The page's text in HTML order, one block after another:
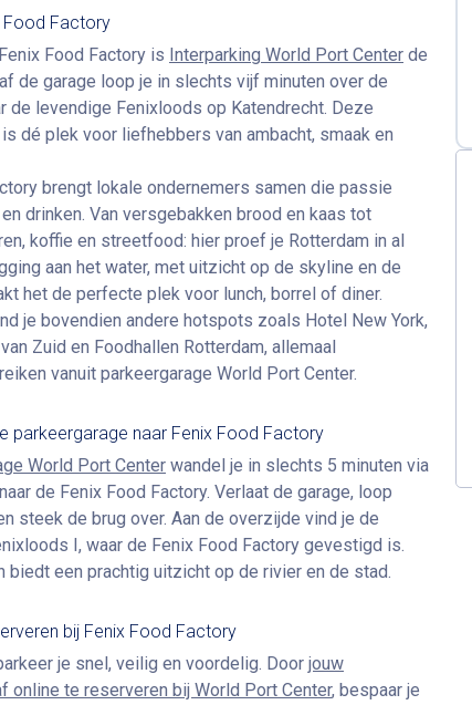
Food Factory
Food Factory is Interparking World Port Center de
de garage loop je in slechts vijf minuten over de
de levendige Fenixloods op Katendrecht. Deze
dé plek voor liefhebbers van ambacht, smaak en
brengt lokale ondernemers samen die passie
drinken. Van versgebakken brood en kaas tot
koffie en streetfood: hier proef je Rotterdam in al
aan het water, met uitzicht op de skyline en de
het de perfecte plek voor lunch, borrel of diner.
je bovendien andere hotspots zoals Hotel New York,
Zuid en Foodhallen Rotterdam, allemaal
vanuit parkeergarage World Port Center.
parkeergarage naar Fenix Food Factory
World Port Center wandel je in slechts 5 minuten via
de Fenix Food Factory. Verlaat de garage, loop
steek de brug over. Aan de overzijde vind je de
I, waar de Fenix Food Factory gevestigd is.
biedt een prachtig uitzicht op de rivier en de stad.
bij Fenix Food Factory
je snel, veilig en voordelig. Door jouw
online te reserveren bij World Port Center, bespaar je